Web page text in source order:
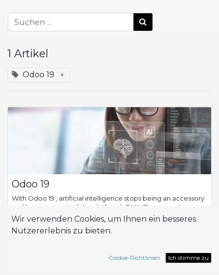
1 Artikel
Odoo 19 ×
Odoo 19
With Odoo 19 , artificial intelligence stops being an accessory
and becomes part of the platform’s DNA. The new release
introduces native AI capabilities , integrated across every
Wir verwenden Cookies, um Ihnen ein besseres
Nutzererlebnis zu bieten.
Cookie-Richtlinien Ich stimme zu